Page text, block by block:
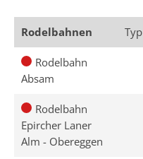
Rodelbahnen Typ
Rodelbahn
Absam
Rodelbahn
Epircher Laner
Alm - Obereggen